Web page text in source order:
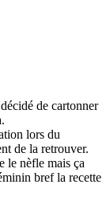
de cartonner
lors du
de la retrouver.
le nèfle mais ça
bref la recette